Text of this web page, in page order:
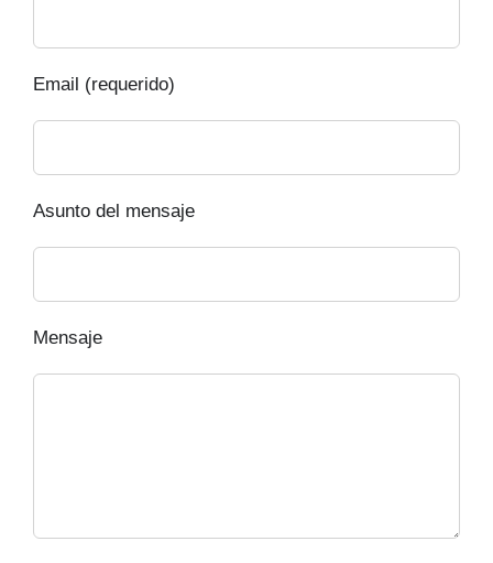
Email (requerido)
Asunto del mensaje
Mensaje